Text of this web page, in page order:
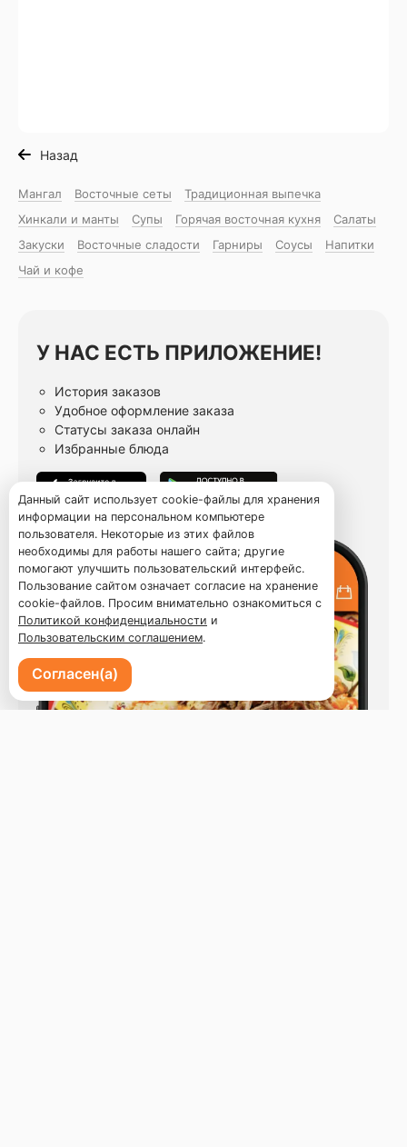
Назад
Мангал Восточные сеты
Традиционная выпечка
Хинкали и манты
Супы Горячая восточная куxня
Салаты
Закуски
Восточные сладости Гарниры Соусы
Напитки
Чай и кофе
У НАС ЕСТЬ ПРИЛОЖЕНИЕ!
История заказов
Удобное оформление заказа
Статусы заказа онлайн
Избранные блюда
Данный сайт использует cookie-файлы для хранения
информации на персональном компьютере
пользователя. Некоторые из этих файлов
необходимы для работы нашего сайта; другие
помогают улучшить пользовательский интерфейс.
Пользование сайтом означает согласие на хранение
cookie-файлов. Просим внимательно ознакомиться с
Политикой конфиденциальности и
Пользовательским соглашением.
Согласен(а)